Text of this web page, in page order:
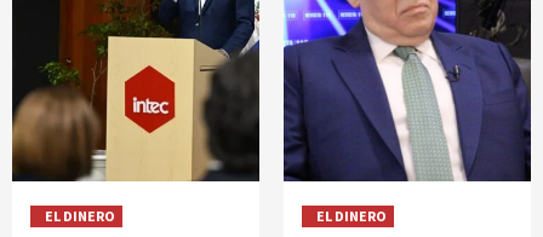
EL DINERO EL DINERO